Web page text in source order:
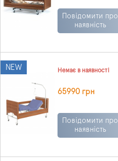
Повідомити про
наявність
NEW Немає в наявності
65990 грн
Повідомити про
наявність